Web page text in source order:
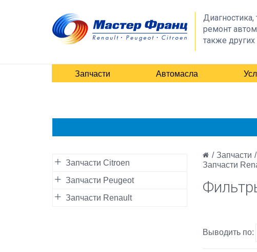
ремонт
также
Запчасти Автомасла
/ Запчасти /
Запчасти
Выводить по:
Запчасти Citroen
Запчасти Peugeot
Запчасти Renault